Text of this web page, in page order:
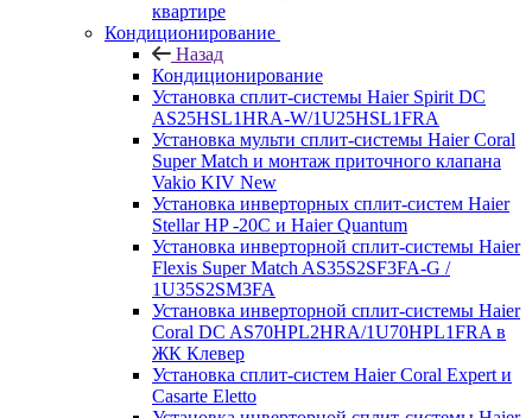
квартире
Кондиционирование
Назад
Кондиционирование
Установка сплит-системы Haier Spirit DC
AS25HSL1HRA-W/1U25HSL1FRA
Установка мульти сплит-системы Haier Coral
Super Match и монтаж приточного клапана
Vakio KIV New
Установка инверторных сплит-систем Haier
Stellar HP -20С и Haier Quantum
Установка инверторной сплит-системы Haier
Flexis Super Match AS35S2SF3FA-G /
1U35S2SM3FA
Установка инверторной сплит-системы Haier
Coral DC AS70HPL2HRA/1U70HPL1FRA в
ЖК Клевер
Установка сплит-систем Haier Coral Expert и
Casarte Eletto